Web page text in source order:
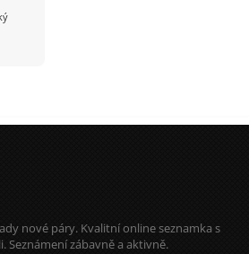
nové páry. Kvalitní online seznamka s
Seznámení zábavně a aktivně.